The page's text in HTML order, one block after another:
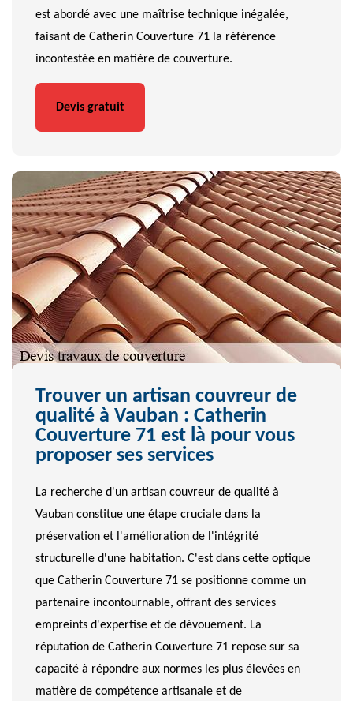
est abordé avec une maîtrise technique inégalée,
faisant de Catherin Couverture 71 la référence
incontestée en matière de couverture.
Devis gratuit
Trouver un artisan couvreur de
qualité à Vauban : Catherin
Couverture 71 est là pour vous
proposer ses services
La recherche d'un artisan couvreur de qualité à
Vauban constitue une étape cruciale dans la
préservation et l'amélioration de l'intégrité
structurelle d'une habitation. C'est dans cette optique
que Catherin Couverture 71 se positionne comme un
partenaire incontournable, offrant des services
empreints d'expertise et de dévouement. La
réputation de Catherin Couverture 71 repose sur sa
capacité à répondre aux normes les plus élevées en
matière de compétence artisanale et de